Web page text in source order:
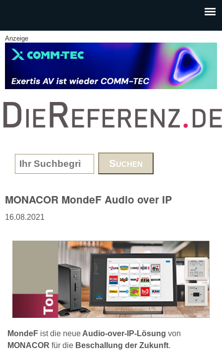
Anzeige
www.DieReferenz.de
Search form
MONACOR MondeF Audio over IP
16.08.2021
MondeF ist die neue Audio-over-IP-Lösung von
MONACOR für die Beschallung der Zukunft.